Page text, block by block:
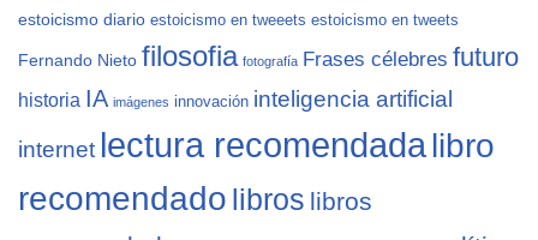
estoicismo diario estoicismo en tweeets estoicismo en tweets
Fernando Nieto filosofia fotografía Frases célebres futuro
historia IA imágenes innovación inteligencia artificial
internet lectura recomendadalibro
recomendado libros libros